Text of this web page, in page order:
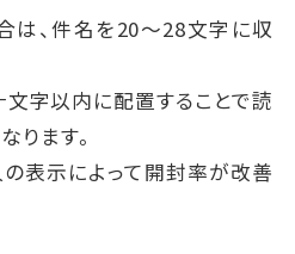
は、件名を20〜28文字に収
字以内に配置することで読
ります。
表示によって開封率が改善